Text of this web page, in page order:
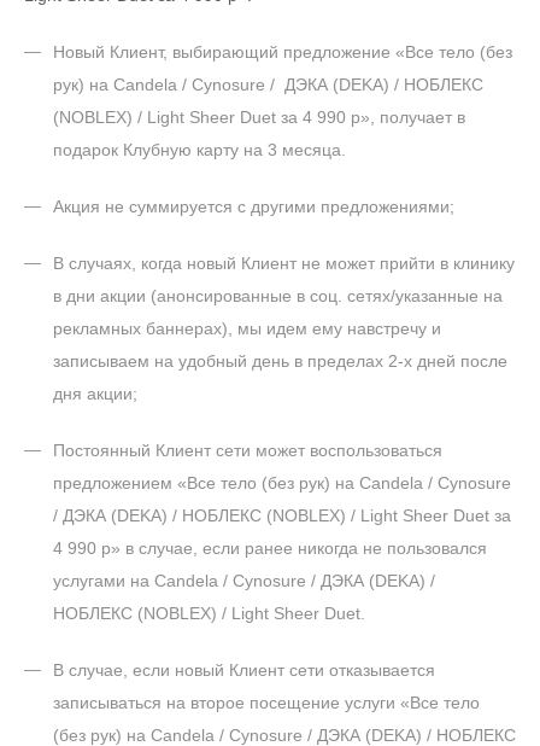
Новый Клиент, выбирающий предложение «Все тело (без
рук) на Candela / Cynosure / ДЭКА (DEKA) / НОБЛЕКС
(NOBLEX) / Light Sheer Duet за 4 990 р», получает в
подарок Клубную карту на 3 месяца.
Акция не суммируется с другими предложениями;
В случаях, когда новый Клиент не может прийти в клинику
в дни акции (анонсированные в соц. сетях/указанные на
рекламных баннерах), мы идем ему навстречу и
записываем на удобный день в пределах 2-х дней после
дня акции;
Постоянный Клиент сети может воспользоваться
предложением «Все тело (без рук) на Candela / Cynosure
/ ДЭКА (DEKA) / НОБЛЕКС (NOBLEX) / Light Sheer Duet за
4 990 р» в случае, если ранее никогда не пользовался
услугами на Candela / Cynosure / ДЭКА (DEKA) /
НОБЛЕКС (NOBLEX) / Light Sheer Duet.
В случае, если новый Клиент сети отказывается
записываться на второе посещение услуги «Все тело
(без рук) на Candela / Cynosure / ДЭКА (DEKA) / НОБЛЕКС